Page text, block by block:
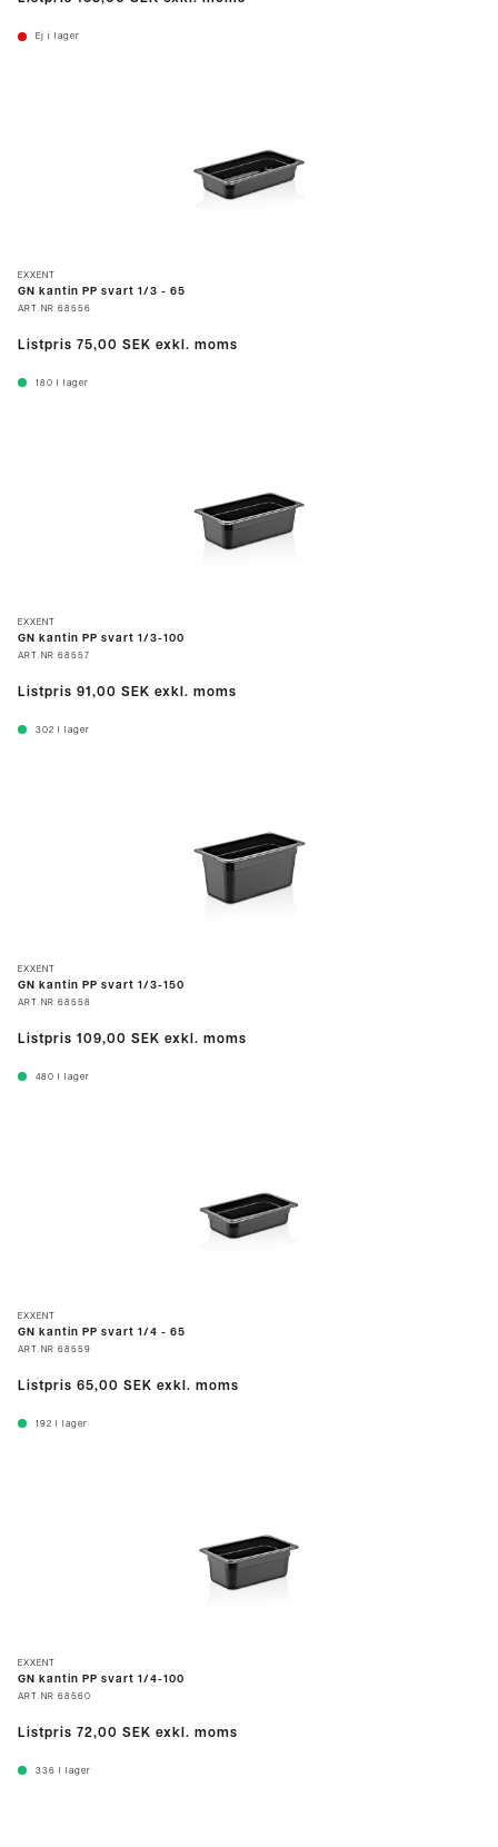
Ej i lager
EXXENT
GN kantin PP svart 1/3 - 65
ART.NR 68556
Listpris 75,00 SEK exkl. moms
180 I lager
EXXENT
GN kantin PP svart 1/3-100
ART.NR 68557
Listpris 91,00 SEK exkl. moms
302 I lager
EXXENT
GN kantin PP svart 1/3-150
ART.NR 68558
Listpris 109,00 SEK exkl. moms
480 I lager
EXXENT
GN kantin PP svart 1/4 - 65
ART.NR 68559
Listpris 65,00 SEK exkl. moms
192 I lager
EXXENT
GN kantin PP svart 1/4-100
ART.NR 68560
Listpris 72,00 SEK exkl. moms
336 I lager